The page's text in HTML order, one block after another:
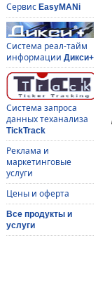
Сервис EasyMANi
Система реал-тайм
информации Дикси+
Система запроса
данных теханализа
TickTrack
Реклама и
маркетинговые
услуги
Цены и оферта
Все продукты и
услуги